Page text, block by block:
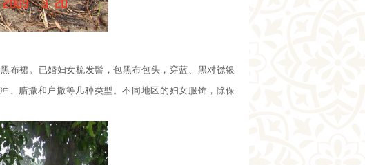
布裙。已婚妇女梳发髻，包黑布包头，穿蓝、黑对襟银
、腊撒和户撒等几种类型。不同地区的妇女服饰，除保